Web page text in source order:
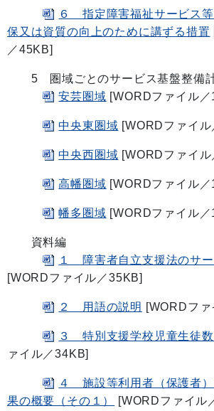
６ 指定障害福祉サービス
保又は資質の向上のために講ずる措置
／45KB]
5 圏域ごとのサービス基盤整備
安芸圏域 [WORDファイル／
中央東圏域 [WORDファイ
中央西圏域 [WORDファイ
高幡圏域 [WORDファイル／
幡多圏域 [WORDファイル／
資料編
１ 障害者自立支援法のサ
[WORDファイル／35KB]
２ 用語の説明 [WORDフ
３ 特別支援学校児童生徒
ァイル／34KB]
４ 施設等利用者（保護者
果の概要（その１）
[WORDファイル